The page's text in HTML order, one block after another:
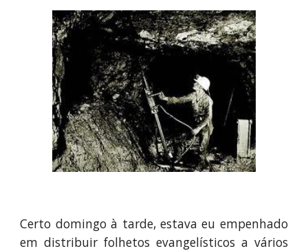
Certo domingo à tarde, estava eu empenhado
em distribuir folhetos evangelísticos a vários